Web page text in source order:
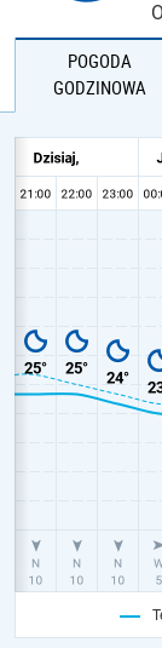
POGODA
GODZINOWA